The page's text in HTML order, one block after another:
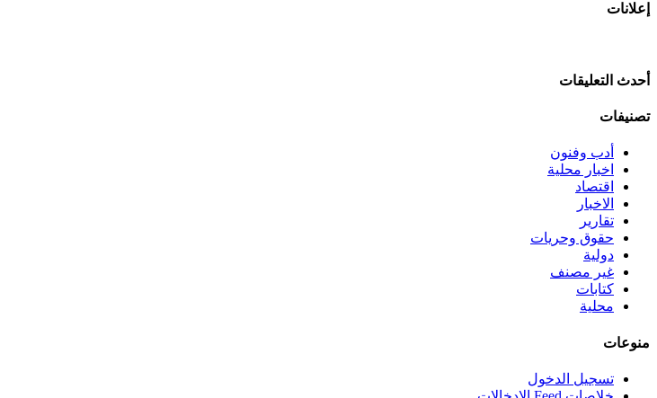
إعلانات
أحدث التعليقات
تصنيفات
أدب وفنون
اخبار محلية
اقتصاد
الاخبار
تقارير
حقوق وحريات
دولية
غير مصنف
كتابات
محلية
منوعات
تسجيل الدخول